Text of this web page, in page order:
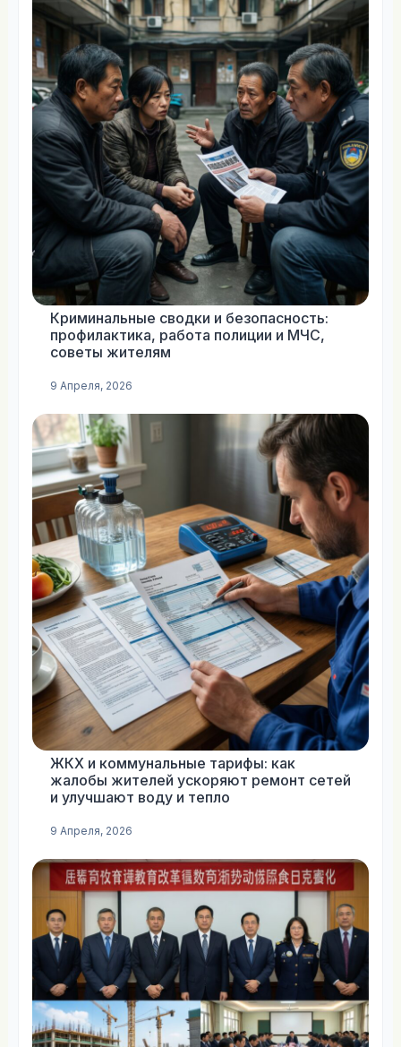
Криминальные сводки и безопасность:
профилактика, работа полиции и МЧС,
советы жителям
9 Апреля, 2026
ЖКХ и коммунальные тарифы: как
жалобы жителей ускоряют ремонт сетей
и улучшают воду и тепло
9 Апреля, 2026